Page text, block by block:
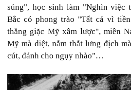
súng", học sinh làm "Nghìn
Bắc có phong trào "Tất cả vì
thắng giặc Mỹ xâm lược", miền
Mỹ mà diệt, nắm thắt lưng địch
cút, đánh cho ngụy nhào"…